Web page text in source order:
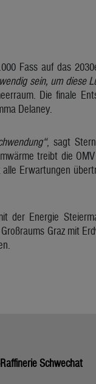
Fass auf das
sein, um diese
Die finale
Delaney.
, sagt
treibt die
Erwartungen
der Energie
Graz mit
Schwechat